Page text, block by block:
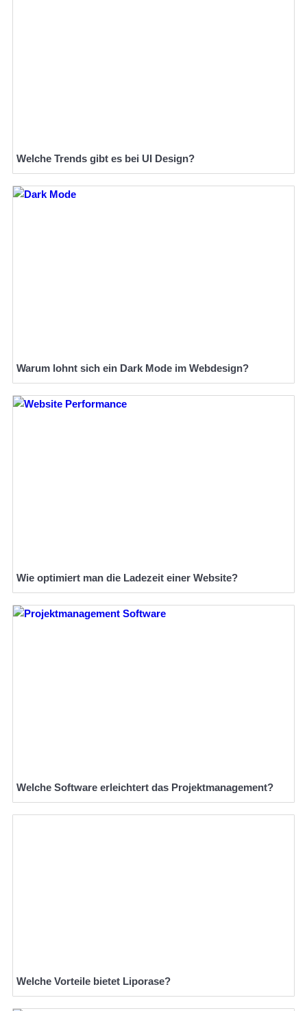
Welche Trends gibt es bei UI Design?
Warum lohnt sich ein Dark Mode im Webdesign?
Wie optimiert man die Ladezeit einer Website?
Welche Software erleichtert das Projektmanagement?
Welche Vorteile bietet Liporase?